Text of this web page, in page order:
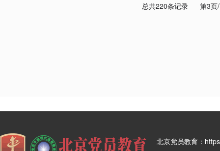
总共220条记录 第3页/
北京党员教育：